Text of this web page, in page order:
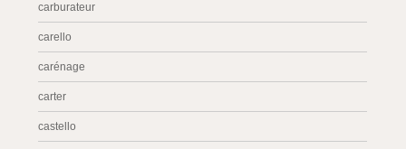
carburateur
carello
carénage
carter
castello